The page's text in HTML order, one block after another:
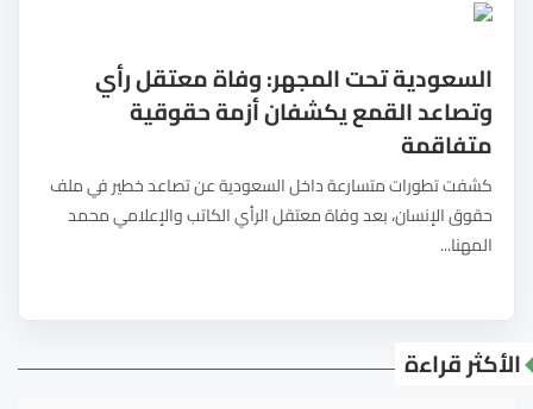
السعودية تحت المجهر: وفاة معتقل رأي
وتصاعد القمع يكشفان أزمة حقوقية
متفاقمة
كشفت تطورات متسارعة داخل السعودية عن تصاعد خطير في ملف
حقوق الإنسان، بعد وفاة معتقل الرأي الكاتب والإعلامي محمد
المهنا...
الأكثر قراءة